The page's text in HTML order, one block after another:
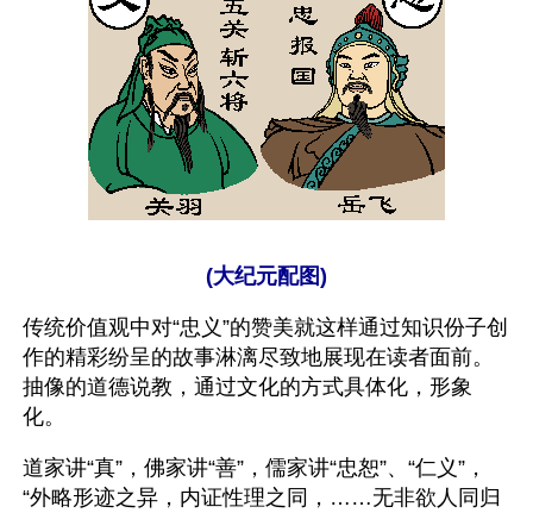
(大纪元配图)
传统价值观中对“忠义”的赞美就这样通过知识份子创
作的精彩纷呈的故事淋漓尽致地展现在读者面前。
抽像的道德说教，通过文化的方式具体化，形象
化。
道家讲“真”，佛家讲“善”，儒家讲“忠恕”、“仁义”，
“外略形迹之异，内证性理之同，……无非欲人同归